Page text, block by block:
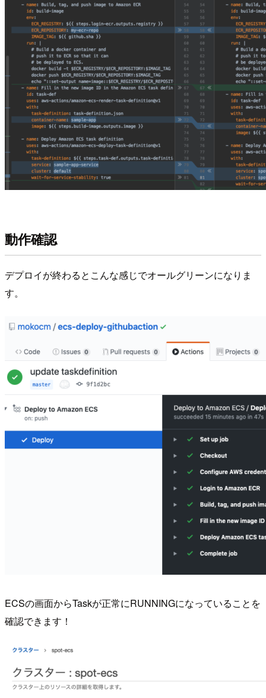
動作確認
デプロイが終わるとこんな感じでオールグリーンになりま
す。
ECSの画面からTaskが正常にRUNNINGになっていることを
確認できます！